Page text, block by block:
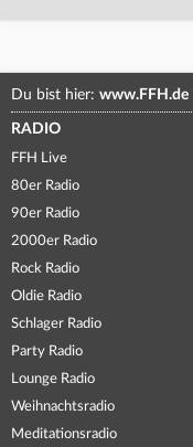
Du bist hier: www.FFH.de
RADIO
FFH Live
80er Radio
90er Radio
2000er Radio
Rock Radio
Oldie Radio
Schlager Radio
Party Radio
Lounge Radio
Weihnachtsradio
Meditationsradio